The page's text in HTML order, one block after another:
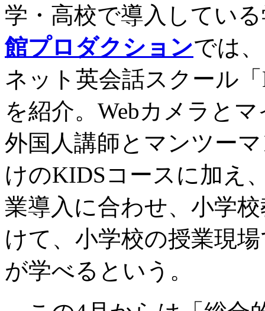
学・高校で導入してい
館プロダクションでは
ネット英会話スクール
を紹介。Webカメラと
外国人講師とマンツー
けのKIDSコースに加え
業導入に合わせ、小学
けて、小学校の授業現
が学べるという。